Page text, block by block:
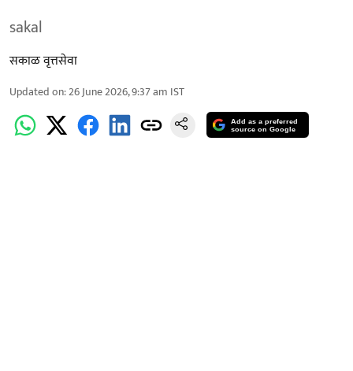
sakal
सकाळ वृत्तसेवा
Updated on:26 June 2026, 9:37 am IST
Add as a preferred
source on Google